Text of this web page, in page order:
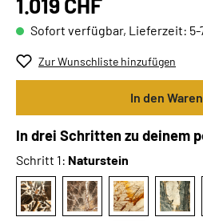
Sofort verfügbar, Lieferzeit: 5-
Zur Wunschliste hinzufügen
In den
In drei Schritten zu deinem
Schritt 1: Naturstein